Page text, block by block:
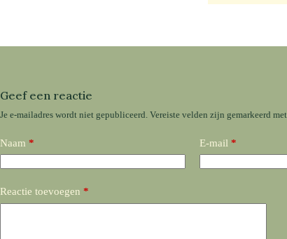
Geef een reactie
Je e-mailadres wordt niet gepubliceerd. Vereiste velden zijn gemarkeerd met
Naam * E-mail *
Reactie toevoegen *